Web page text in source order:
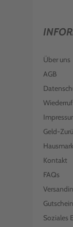
Über uns
AGB
Geld-
Kontakt
FAQs
Soziales